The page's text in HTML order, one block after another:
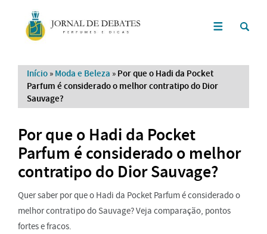
Início » Moda e Beleza » Por que o Hadi da Pocket
Parfum é considerado o melhor contratipo do Dior
Sauvage?
Por que o Hadi da Pocket
Parfum é considerado o melhor
contratipo do Dior Sauvage?
Quer saber por que o Hadi da Pocket Parfum é considerado o
melhor contratipo do Sauvage? Veja comparação, pontos
fortes e fracos.